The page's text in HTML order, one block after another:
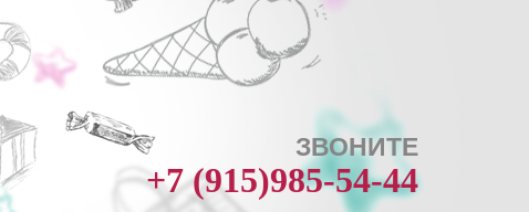
ЗВОНИТЕ
+7 (915)985-54-44